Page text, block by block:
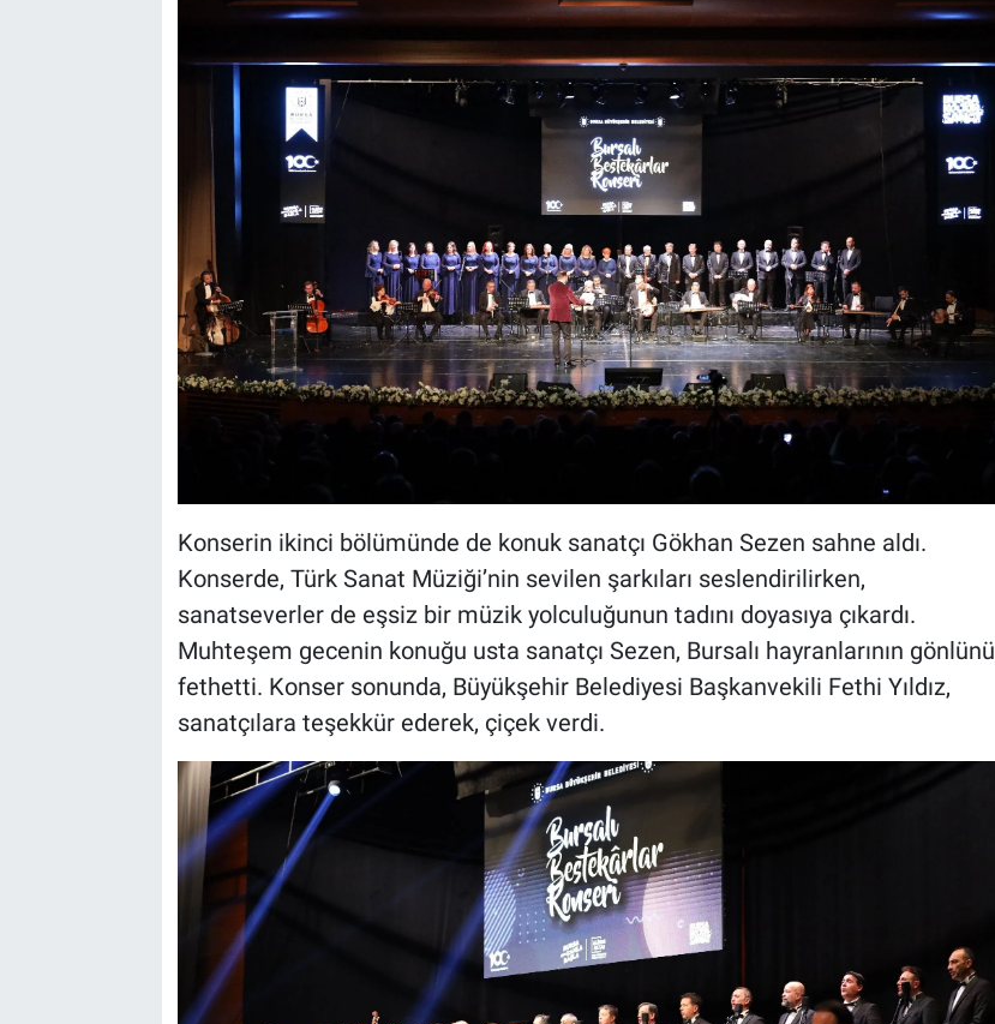
Konserin ikinci bölümünde de konuk sanatçı Gökhan Sezen sahne aldı.
Konserde, Türk Sanat Müziği’nin sevilen şarkıları seslendirilirken,
sanatseverler de eşsiz bir müzik yolculuğunun tadını doyasıya çıkardı.
Muhteşem gecenin konuğu usta sanatçı Sezen, Bursalı hayranlarının gönlünü
fethetti. Konser sonunda, Büyükşehir Belediyesi Başkanvekili Fethi Yıldız,
sanatçılara teşekkür ederek, çiçek verdi.